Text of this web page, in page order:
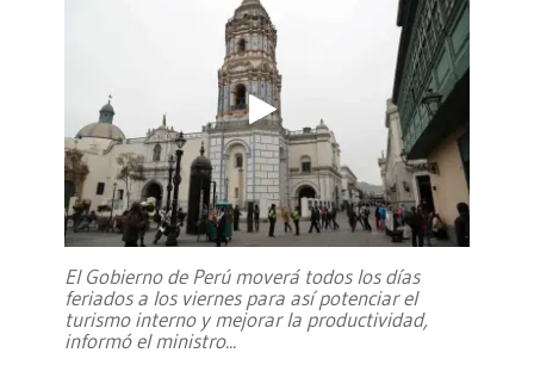
El Gobierno de Perú moverá todos los días
feriados a los viernes para así potenciar el
turismo interno y mejorar la productividad,
informó el ministro...